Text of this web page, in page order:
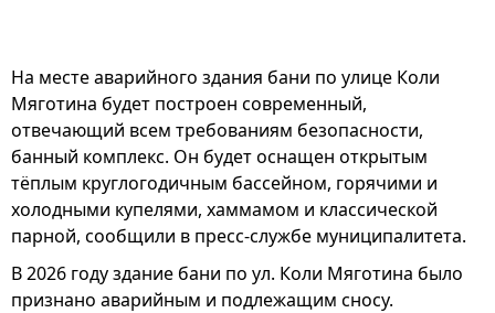
На месте аварийного здания бани по улице Коли
Мяготина будет построен современный,
отвечающий всем требованиям безопасности,
банный комплекс. Он будет оснащен открытым
тёплым круглогодичным бассейном, горячими и
холодными купелями, хаммамом и классической
парной, сообщили в пресс-службе муниципалитета.
В 2026 году здание бани по ул. Коли Мяготина было
признано аварийным и подлежащим сносу.